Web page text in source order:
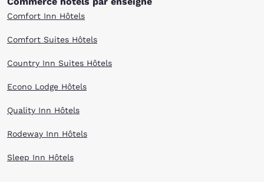
Comfort Inn Hôtels
Comfort Suites Hôtels
Country Inn Suites Hôtels
Econo Lodge Hôtels
Quality Inn Hôtels
Rodeway Inn Hôtels
Sleep Inn Hôtels